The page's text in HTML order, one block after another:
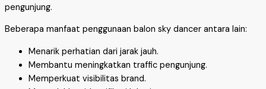
pengunjung.
Beberapa manfaat penggunaan balon sky dancer antara lain:
Menarik perhatian dari jarak jauh.
Membantu meningkatkan traffic pengunjung.
Memperkuat visibilitas brand.